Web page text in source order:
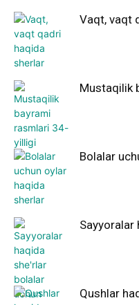
Vaqt, vaqt
Mustaqilik
Bolalar
Sayyoralar
Qushlar